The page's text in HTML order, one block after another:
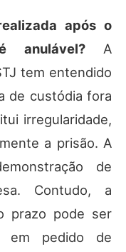
após o
A
tem entendido
de custódia fora
irregularidade,
a prisão. A
de
Contudo, a
prazo pode ser
em pedido de